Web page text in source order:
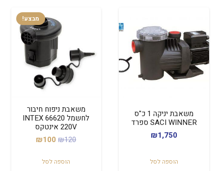
משאבת יניקה 1 כ"ס
SACI WINNER ספרד
₪1,750
הוספה לסל
מבצע!
משאבת ניפוח חיבור
לחשמל INTEX 66620
220V אינטקס
₪120
המחיר
היה:
₪100
המחיר
הוספה לסל